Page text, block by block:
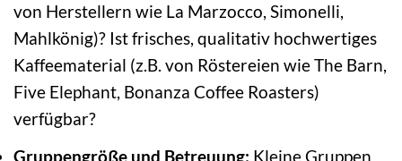
von Herstellern wie La Marzocco, Simonelli,
Mahlkönig)? Ist frisches, qualitativ hochwertiges
Kaffeematerial (z.B. von Röstereien wie The Barn,
Five Elephant, Bonanza Coffee Roasters)
verfügbar?
Gruppengröße und Betreuung: Kleine Gruppen